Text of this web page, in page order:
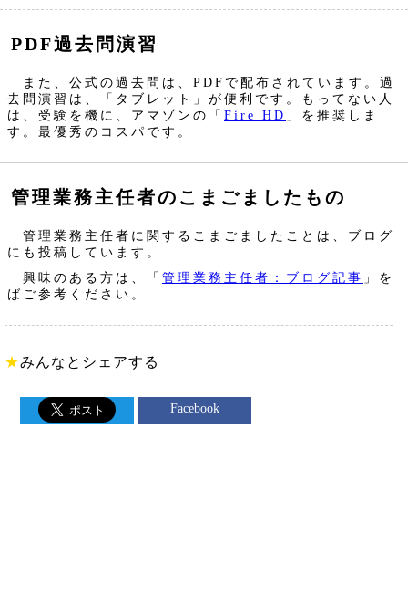
PDF過去問演習
また、公式の過去問は、PDFで配布されています。過
去問演習は、「タブレット」が便利です。もってない人
は、受験を機に、アマゾンの「 Fire HD 」を推奨しま
す。最優秀のコスパです。
管理業務主任者のこまごましたもの
管理業務主任者に関するこまごましたことは、ブログ
にも投稿しています。
興味のある方は、「 管理業務主任者：ブログ記事 」を
ばご参考ください。
★みんなとシェアする
Facebook